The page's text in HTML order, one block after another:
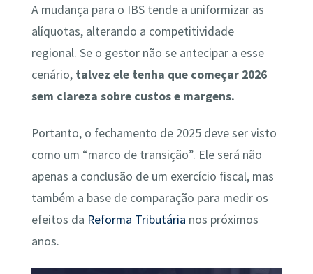
A mudança para o IBS tende a uniformizar as
alíquotas, alterando a competitividade
regional. Se o gestor não se antecipar a esse
cenário, talvez ele tenha que começar 2026
sem clareza sobre custos e margens.
Portanto, o fechamento de 2025 deve ser visto
como um “marco de transição”. Ele será não
apenas a conclusão de um exercício fiscal, mas
também a base de comparação para medir os
efeitos da Reforma Tributária nos próximos
anos.